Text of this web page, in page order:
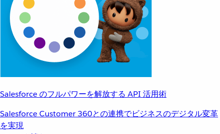
Salesforce のフルパワーを解放する API 活用術
Salesforce Customer 360との連携でビジネスのデジタル変革
を実現